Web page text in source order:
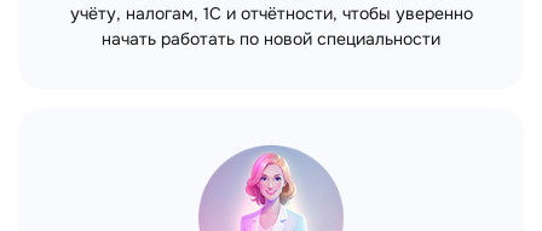
учёту, налогам, 1С и отчётности, чтобы уверенно
начать работать по новой специальности